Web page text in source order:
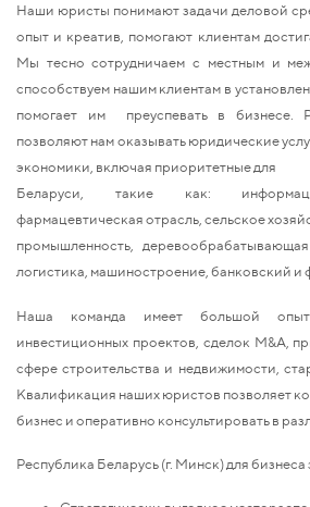
Наши юристы понимают задачи деловой
опыт и креатив, помогают клиентам
Мы тесно сотрудничаем с местным и
способствуем нашим клиентам в
помогает им преуспевать в бизнесе.
позволяют нам оказывать юридические
экономики, включая приоритетные для
Беларуси, такие как:
фармацевтическая отрасль, сельское
промышленность,
логистика, машиностроение, банковский и
Наша команда имеет большой
инвестиционных проектов, сделок М&A,
сфере строительства и недвижимости,
Квалификация наших юристов позволяет
бизнес и оперативно консультировать в
Республика Беларусь (г. Минск) для бизнеса